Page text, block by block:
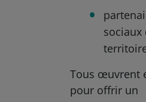
sociaux
Tous œuvrent
pour offrir un